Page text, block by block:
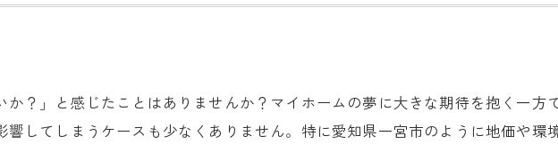
？」と感じたことはありませんか？マイホームの夢に大きな期待を抱く一方
してしまうケースも少なくありません。特に愛知県一宮市のように地価や環